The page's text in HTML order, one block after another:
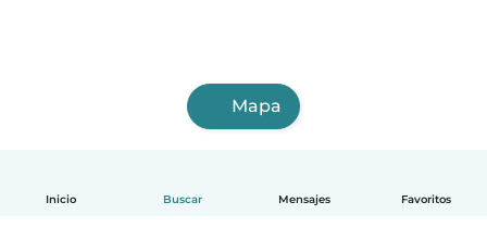
Inicio Buscar Mensajes Favoritos
Mapa